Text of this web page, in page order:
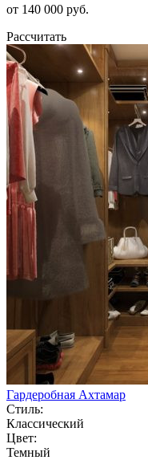
от 140 000 руб.
Рассчитать
Гардеробная Ахтамар
Стиль:
Классический
Цвет:
Темный